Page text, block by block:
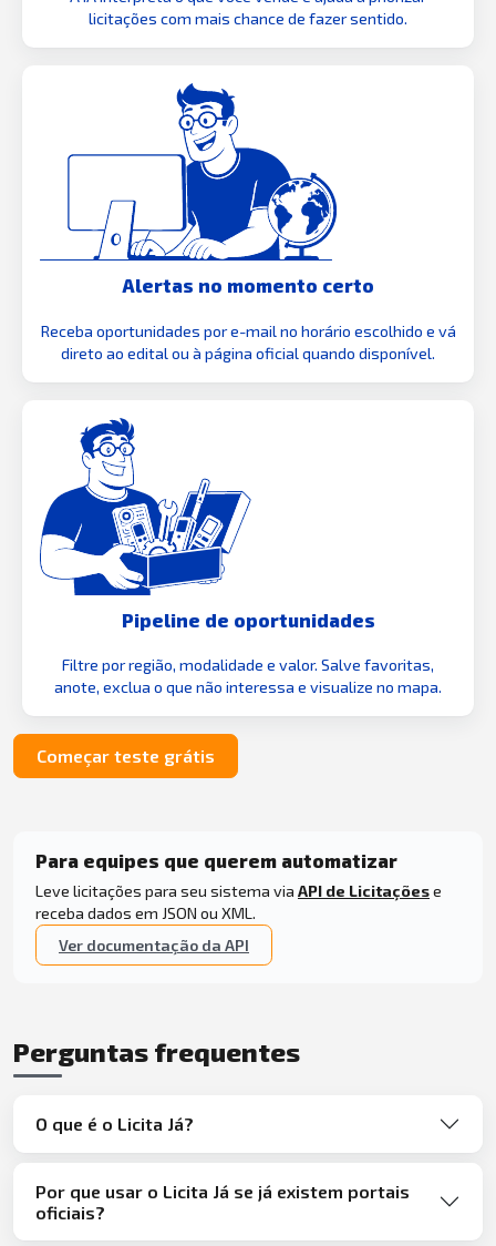
licitações com mais chance de fazer sentido.
Alertas no momento certo
Receba oportunidades por e-mail no horário escolhido e vá
direto ao edital ou à página oficial quando disponível.
Pipeline de oportunidades
Filtre por região, modalidade e valor. Salve favoritas,
anote, exclua o que não interessa e visualize no mapa.
Começar teste grátis
Para equipes que querem automatizar
Leve licitações para seu sistema via API de Licitaçõese
receba dados em JSON ou XML.
Ver documentação da API
Perguntas frequentes
O que é o Licita Já?
Por que usar o Licita Já se já existem portais
oficiais?